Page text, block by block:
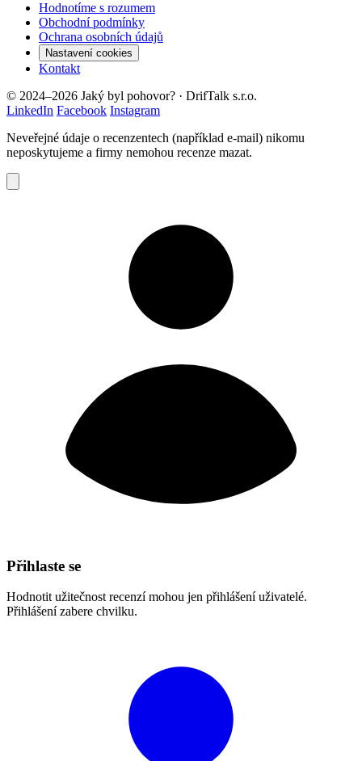
Hodnotíme s rozumem
Obchodní podmínky
Ochrana osobních údajů
Nastavení cookies
Kontakt
© 2024–2026 Jaký byl pohovor? · DrifTalk s.r.o.
LinkedIn Facebook Instagram
Neveřejné údaje o recenzentech (například e-mail) nikomu
neposkytujeme a firmy nemohou recenze mazat.
Přihlaste se
Hodnotit užitečnost recenzí mohou jen přihlášení uživatelé.
Přihlášení zabere chvilku.